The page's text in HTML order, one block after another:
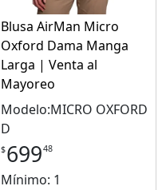
Blusa AirMan Micro
Oxford Dama Manga
Larga | Venta al
Mayoreo
Modelo:MICRO OXFORD
D
$69948
Mínimo: 1